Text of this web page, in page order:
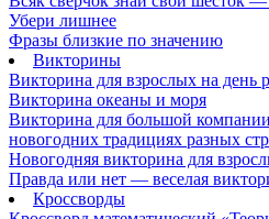
Убери лишнее
Фразы близкие по значению
Викторины
Викторина для взрослых на день
Викторина океаны и моря
Викторина для большой
новогодних традициях разных
Новогодняя викторина для
Правда или нет — веселая
Кроссворды